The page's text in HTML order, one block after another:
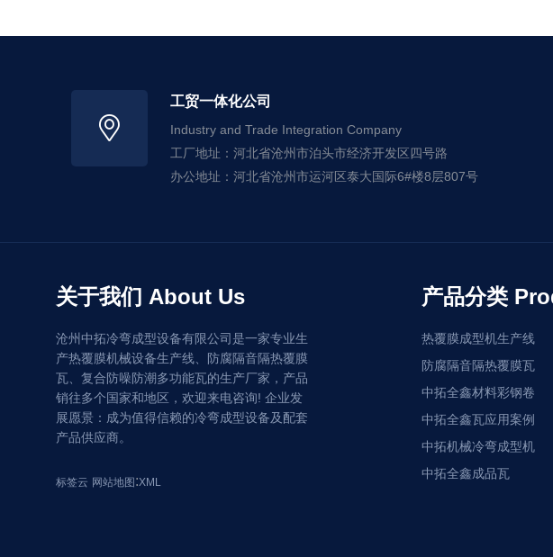
工贸一体化公司
Industry and Trade Integration Company
工厂地址：河北省沧州市泊头市经济开发区四号路
办公地址：河北省沧州市运河区泰大国际6#楼8层807号
关于我们 About Us
沧州中拓冷弯成型设备有限公司是一家专业生
产热覆膜机械设备生产线、防腐隔音隔热覆膜
瓦、复合防噪防潮多功能瓦的生产厂家，产品
销往多个国家和地区，欢迎来电咨询! 企业发
展愿景：成为值得信赖的冷弯成型设备及配套
产品供应商。
标签云 网站地图:XML
产品分类
热覆膜成型机生产线
防腐隔音隔热覆膜瓦
中拓全鑫材料彩钢卷
中拓全鑫瓦应用案例
中拓机械冷弯成型机
中拓全鑫成品瓦